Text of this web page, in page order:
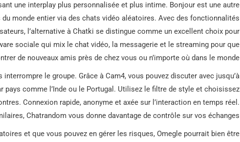
une interplay plus personnalisée et plus intime. Bonjour est une autre
monde entier via des chats vidéo aléatoires. Avec des fonctionnalités
l’alternative à Chatki se distingue comme un excellent choix pour
sociale qui mix le chat vidéo, la messagerie et le streaming pour que
de nouveaux amis près de chez vous ou n’importe où dans le monde.
le groupe. Grâce à Cam4, vous pouvez discuter avec jusqu’à
comme l’Inde ou le Portugal. Utilisez le filtre de style et choisissez
Connexion rapide, anonyme et axée sur l’interaction en temps réel.
Chatrandom vous donne davantage de contrôle sur vos échanges.
et que vous pouvez en gérer les risques, Omegle pourrait bien être